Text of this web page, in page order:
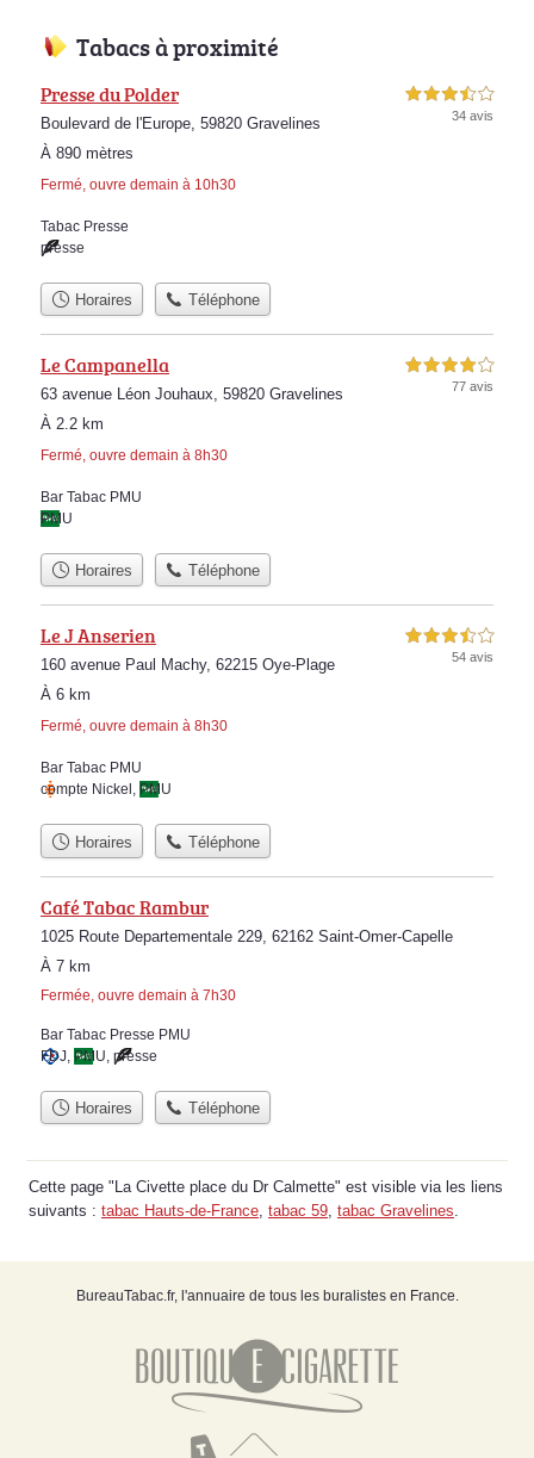
Tabacs à proximité
Presse du Polder
Boulevard de l'Europe, 59820 Gravelines
À 890 mètres
Fermé, ouvre demain à 10h30
3,5 étoiles sur 5
34 avis
Tabac Presse
presse
Horaires Téléphone
Le Campanella
63 avenue Léon Jouhaux, 59820 Gravelines
À 2.2 km
Fermé, ouvre demain à 8h30
4,0 étoiles sur 5
77 avis
Bar Tabac PMU
PMU
Horaires Téléphone
Le J Anserien
160 avenue Paul Machy, 62215 Oye-Plage
À 6 km
Fermé, ouvre demain à 8h30
3,5 étoiles sur 5
54 avis
Bar Tabac PMU
compte Nickel , PMU
Horaires Téléphone
Café Tabac Rambur
1025 Route Departementale 229, 62162 Saint-Omer-Capelle
À 7 km
Fermée, ouvre demain à 7h30
Bar Tabac Presse PMU
FDJ PMU presse
Horaires Téléphone
Cette page "La Civette place du Dr Calmette" est visible via les liens
suivants : tabac Hauts-de-France, tabac 59, tabac Gravelines.
BureauTabac.fr, l'annuaire de tous les buralistes en France.